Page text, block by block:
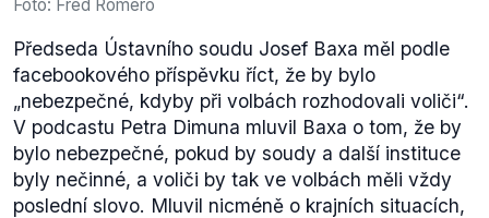
Foto: Fred Romero
Předseda Ústavního soudu Josef Baxa měl podle
facebookového příspěvku říct, že by bylo
„nebezpečné, kdyby při volbách rozhodovali voliči“.
V podcastu Petra Dimuna mluvil Baxa o tom, že by
bylo nebezpečné, pokud by soudy a další instituce
byly nečinné, a voliči by tak ve volbách měli vždy
poslední slovo. Mluvil nicméně o krajních situacích,